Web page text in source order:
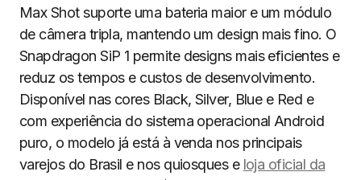
Max Shot suporte uma bateria maior e um módulo
de câmera tripla, mantendo um design mais fino. O
Snapdragon SiP 1 permite designs mais eficientes e
reduz os tempos e custos de desenvolvimento.
Disponível nas cores Black, Silver, Blue e Red e
com experiência do sistema operacional Android
puro, o modelo já está à venda nos principais
varejos do Brasil e nos quiosques e loja oficial da